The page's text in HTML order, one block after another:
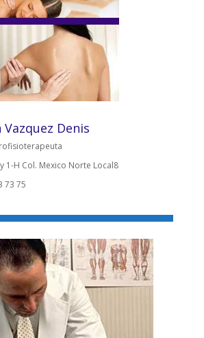
Vazquez Denis
1-H Col. Mexico Norte Local8
73 75